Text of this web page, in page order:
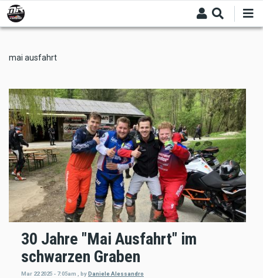
Skip
to
main
mai ausfahrt
30 Jahre "Mai Ausfahrt" im
schwarzen Graben
Mar 22 2025 - 7:05am , by Daniele Alessandro